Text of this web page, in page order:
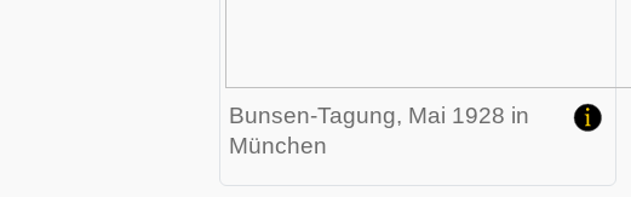
Bunsen-Tagung, Mai 1928 in
München